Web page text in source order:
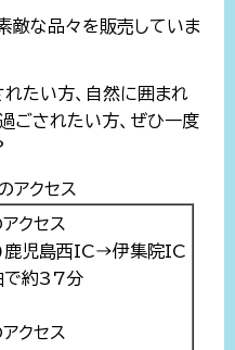
敵な品々を販売していま
たい方、自然に囲まれ
ごされたい方、ぜひ一度
アクセス
クセス
鹿児島西IC→伊集院IC
で約37分
クセス